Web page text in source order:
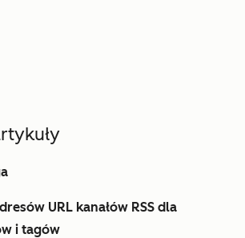
URL kanałów RSS dla
i tagów